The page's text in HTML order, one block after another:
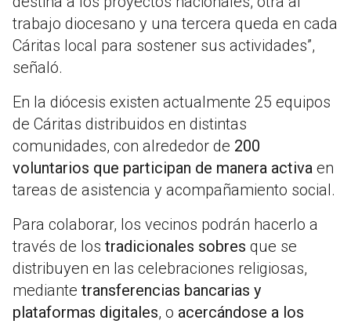
trabajo diocesano y una tercera queda en cada
Cáritas local para sostener sus actividades”,
señaló.
En la diócesis existen actualmente 25 equipos
de Cáritas distribuidos en distintas
comunidades, con alrededor de 200
voluntarios que participan de manera activa en
tareas de asistencia y acompañamiento social.
Para colaborar, los vecinos podrán hacerlo a
través de los tradicionales sobres que se
distribuyen en las celebraciones religiosas,
mediante transferencias bancarias y
plataformas digitales, o acercándose a los